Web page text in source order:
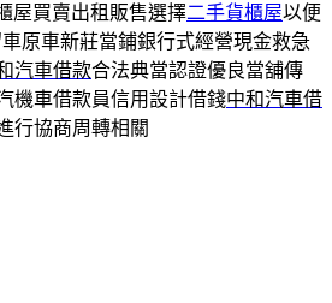
屋買賣出租販售選擇二手貨櫃屋以便
原車新莊當鋪銀行式經營現金救急
汽車借款合法典當認證優良當舖傳
機車借款員信用設計借錢中和汽車借
行協商周轉相關